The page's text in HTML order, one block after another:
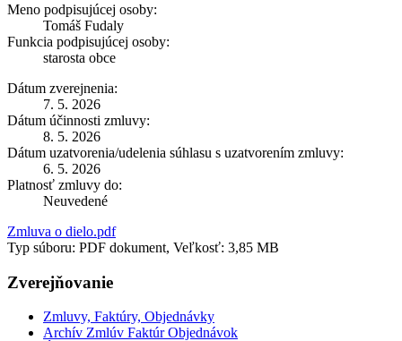
Meno podpisujúcej osoby:
Tomáš Fudaly
Funkcia podpisujúcej osoby:
starosta obce
Dátum zverejnenia:
7. 5. 2026
Dátum účinnosti zmluvy:
8. 5. 2026
Dátum uzatvorenia/udelenia súhlasu s uzatvorením zmluvy:
6. 5. 2026
Platnosť zmluvy do:
Neuvedené
Zmluva o dielo.pdf
Typ súboru: PDF dokument, Veľkosť: 3,85 MB
Zverejňovanie
Zmluvy, Faktúry, Objednávky
Archív Zmlúv Faktúr Objednávok